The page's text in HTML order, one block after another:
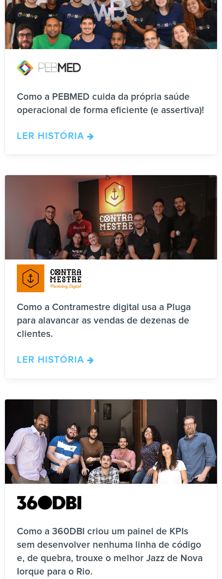
Como a PEBMED cuida da própria saúde
operacional de forma eficiente (e assertiva)!
LER HISTÓRIA
Como a Contramestre digital usa a Pluga
para alavancar as vendas de dezenas de
clientes.
LER HISTÓRIA
Como a 360DBI criou um painel de KPIs
sem desenvolver nenhuma linha de código
e, de quebra, trouxe o melhor Jazz de Nova
Iorque para o Rio.